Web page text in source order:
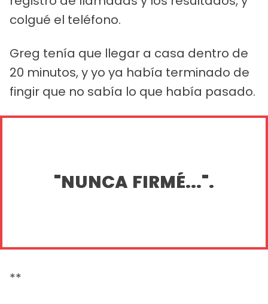
colgué el teléfono.
Greg tenía que llegar a casa dentro de
20 minutos, y yo ya había terminado de
fingir que no sabía lo que había pasado.
"NUNCA FIRMÉ...".
**